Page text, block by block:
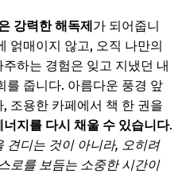
: 경남 통영
휴식
필요한가요?
벽해요! (꿀팁)
강력한 해독제가 되어줍니
얽매이지 않고, 오직 나만의
하는 경험은 잊고 지냈던 내
를 줍니다. 아름다운 풍경 앞
조용한 카페에서 책 한 권을
너지를 다시 채울 수 있습니다.
견디는 것이 아니라, 오히려
로를 보듬는 소중한 시간이